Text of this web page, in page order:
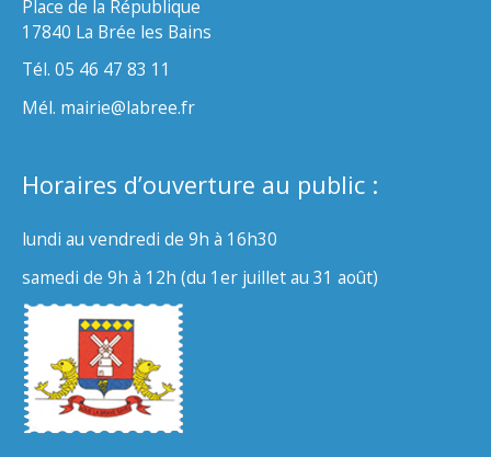
Place de la République
17840 La Brée les Bains
Tél. 05 46 47 83 11
Mél. mairie@labree.fr
Horaires d’ouverture au public :
lundi au vendredi de 9h à 16h30
samedi de 9h à 12h (du 1er juillet au 31 août)